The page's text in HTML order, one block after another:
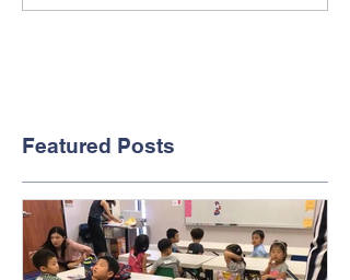
Featured Posts